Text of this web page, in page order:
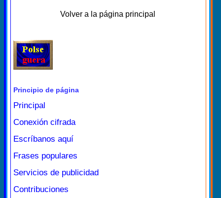
Volver a la página principal
Principio de página
Principal
Conexión cifrada
Escríbanos aquí
Frases populares
Servicios de publicidad
Contribuciones